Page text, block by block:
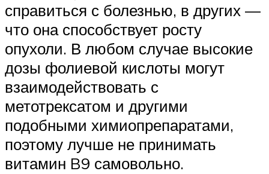
справиться с болезнью, в других —
что она способствует росту
опухоли. В любом случае высокие
дозы фолиевой кислоты могут
взаимодействовать с
метотрексатом и другими
подобными химиопрепаратами,
поэтому лучше не принимать
витамин B9 самовольно.